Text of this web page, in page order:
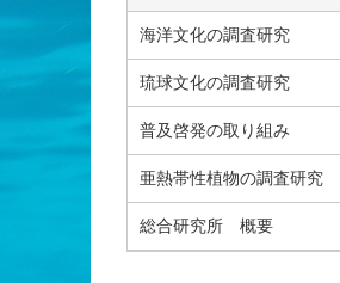
海洋文化の調査研究
琉球文化の調査研究
普及啓発の取り組み
亜熱帯性植物の調査研究
総合研究所 概要